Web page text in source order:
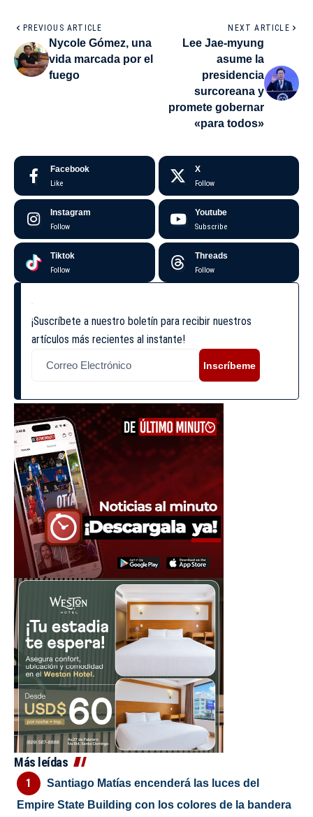
PREVIOUS ARTICLE
Nycole Gómez, una
vida marcada por el
fuego
NEXT ARTICLE
Lee Jae-myung
asume la
presidencia
surcoreana y
promete gobernar
«para todos»
Facebook
Like
X
Follow
Instagram
Follow
Youtube
Subscribe
Tiktok
Follow
Threads
Follow
¡Suscríbete a nuestro boletín para recibir nuestros
artículos más recientes al instante!
Inscríbeme
Más leídas
Santiago Matías encenderá las luces del
Empire State Building con los colores de la bandera